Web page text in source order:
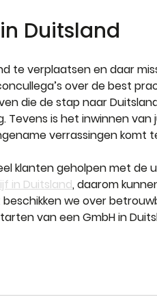
Duitsland
te verplaatsen en daar
over de best
die de stap naar
Tevens is het inwinnen van
verrassingen komt
klanten geholpen met de
in Duitsland, daarom
we over
van een GmbH in